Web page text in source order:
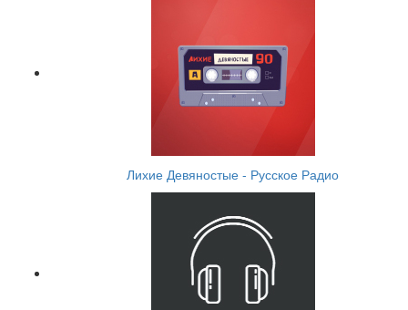
Лихие Девяностые - Русское Радио